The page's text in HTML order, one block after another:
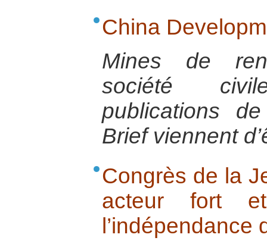
China
Mines de
société
publications
Brief viennent
Congrès de la
acteur fort
l’indépendance